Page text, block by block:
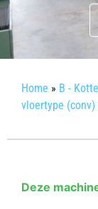
Home » B -
vloertype (conv)
Deze